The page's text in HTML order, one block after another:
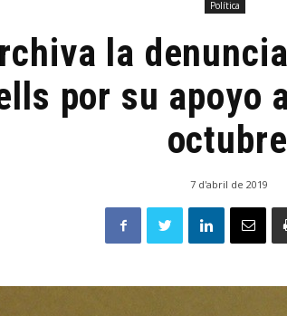
Política
la
por su apoyo
octubre
7 d'abril de 2019